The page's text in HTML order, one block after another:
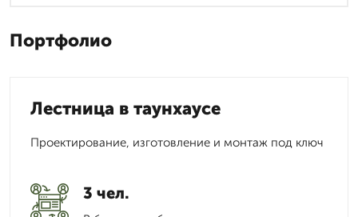
Портфолио
Лестница в таунхаусе
Проектирование, изготовление и монтаж под ключ
3 чел.